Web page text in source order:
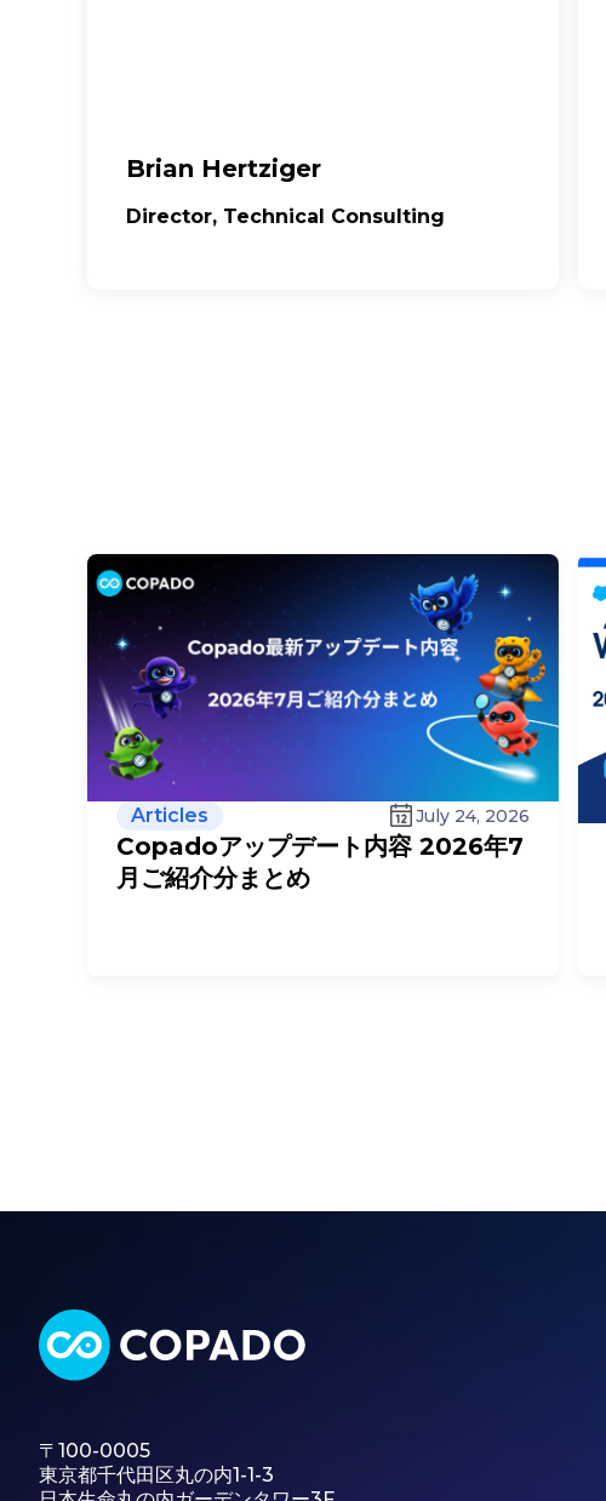
Brian Hertziger
Director, Technical Consulting
Articles July 24, 2026
Copadoアップデート内容 2026年7
月ご紹介分まとめ
〒100-0005
東京都千代田区丸の内1-1-3